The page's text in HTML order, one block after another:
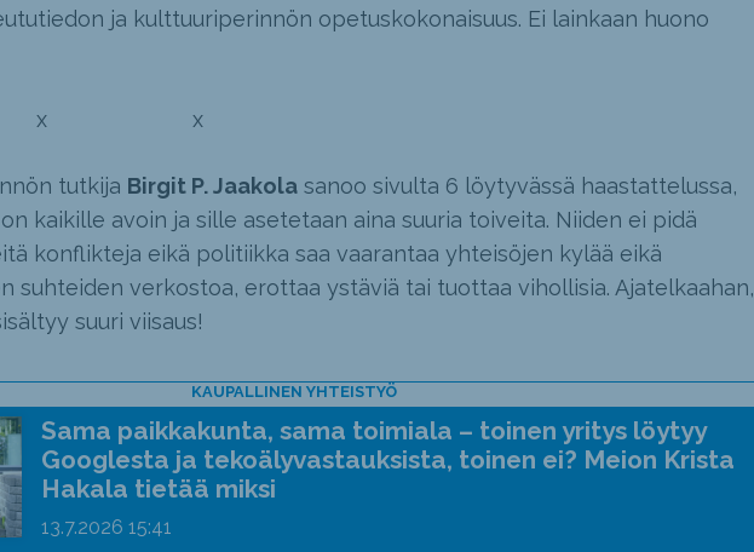
ja kulttuuriperinnön opetuskokonaisuus. Ei lainkaan huono
x
tutkija Birgit P. Jaakolasanoo sivulta 6 löytyvässä haastattelussa,
kaikille avoin ja sille asetetaan aina suuria toiveita. Niiden ei pidä
konflikteja eikä politiikka saa vaarantaa yhteisöjen kylää eikä
suhteiden verkostoa, erottaa ystäviä tai tuottaa vihollisia. Ajatelkaahan,
suuri viisaus!
KAUPALLINEN YHTEISTYÖ
Sama paikkakunta, sama toimiala – toinen yritys löytyy
Googlesta ja tekoälyvastauksista, toinen ei? Meion Krista
Hakala tietää miksi
13.7.2026 15:41